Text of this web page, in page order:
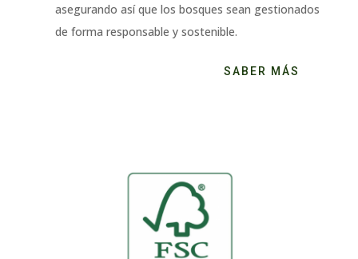
asegurando así que los bosques sean gestionados
de forma responsable y sostenible.
SABER MÁS